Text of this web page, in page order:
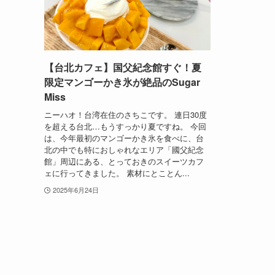
【台北カフェ】国父紀念館すぐ！夏
限定マンゴーかき氷が絶品のSugar
Miss
ニーハオ！台湾在住のさちこです。 連日30度
を超える台北…もうすっかり夏ですね。 今回
は、今年最初のマンゴーかき氷を食べに、台
北の中でも特におしゃれなエリア「國父紀念
館」周辺にある、とっておきのスイーツカフ
ェに行ってきました。 素材にとことん...
2025年6月24日